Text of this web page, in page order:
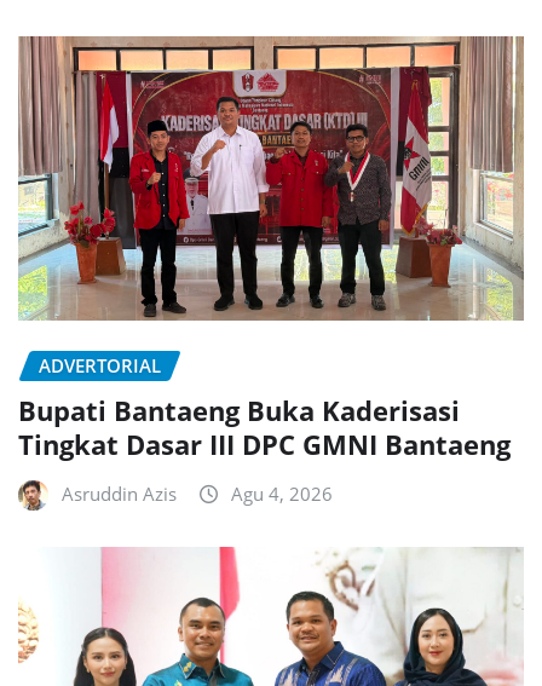
ADVERTORIAL
Bupati Bantaeng Buka Kaderisasi
Tingkat Dasar III DPC GMNI Bantaeng
Asruddin Azis Agu 4, 2026